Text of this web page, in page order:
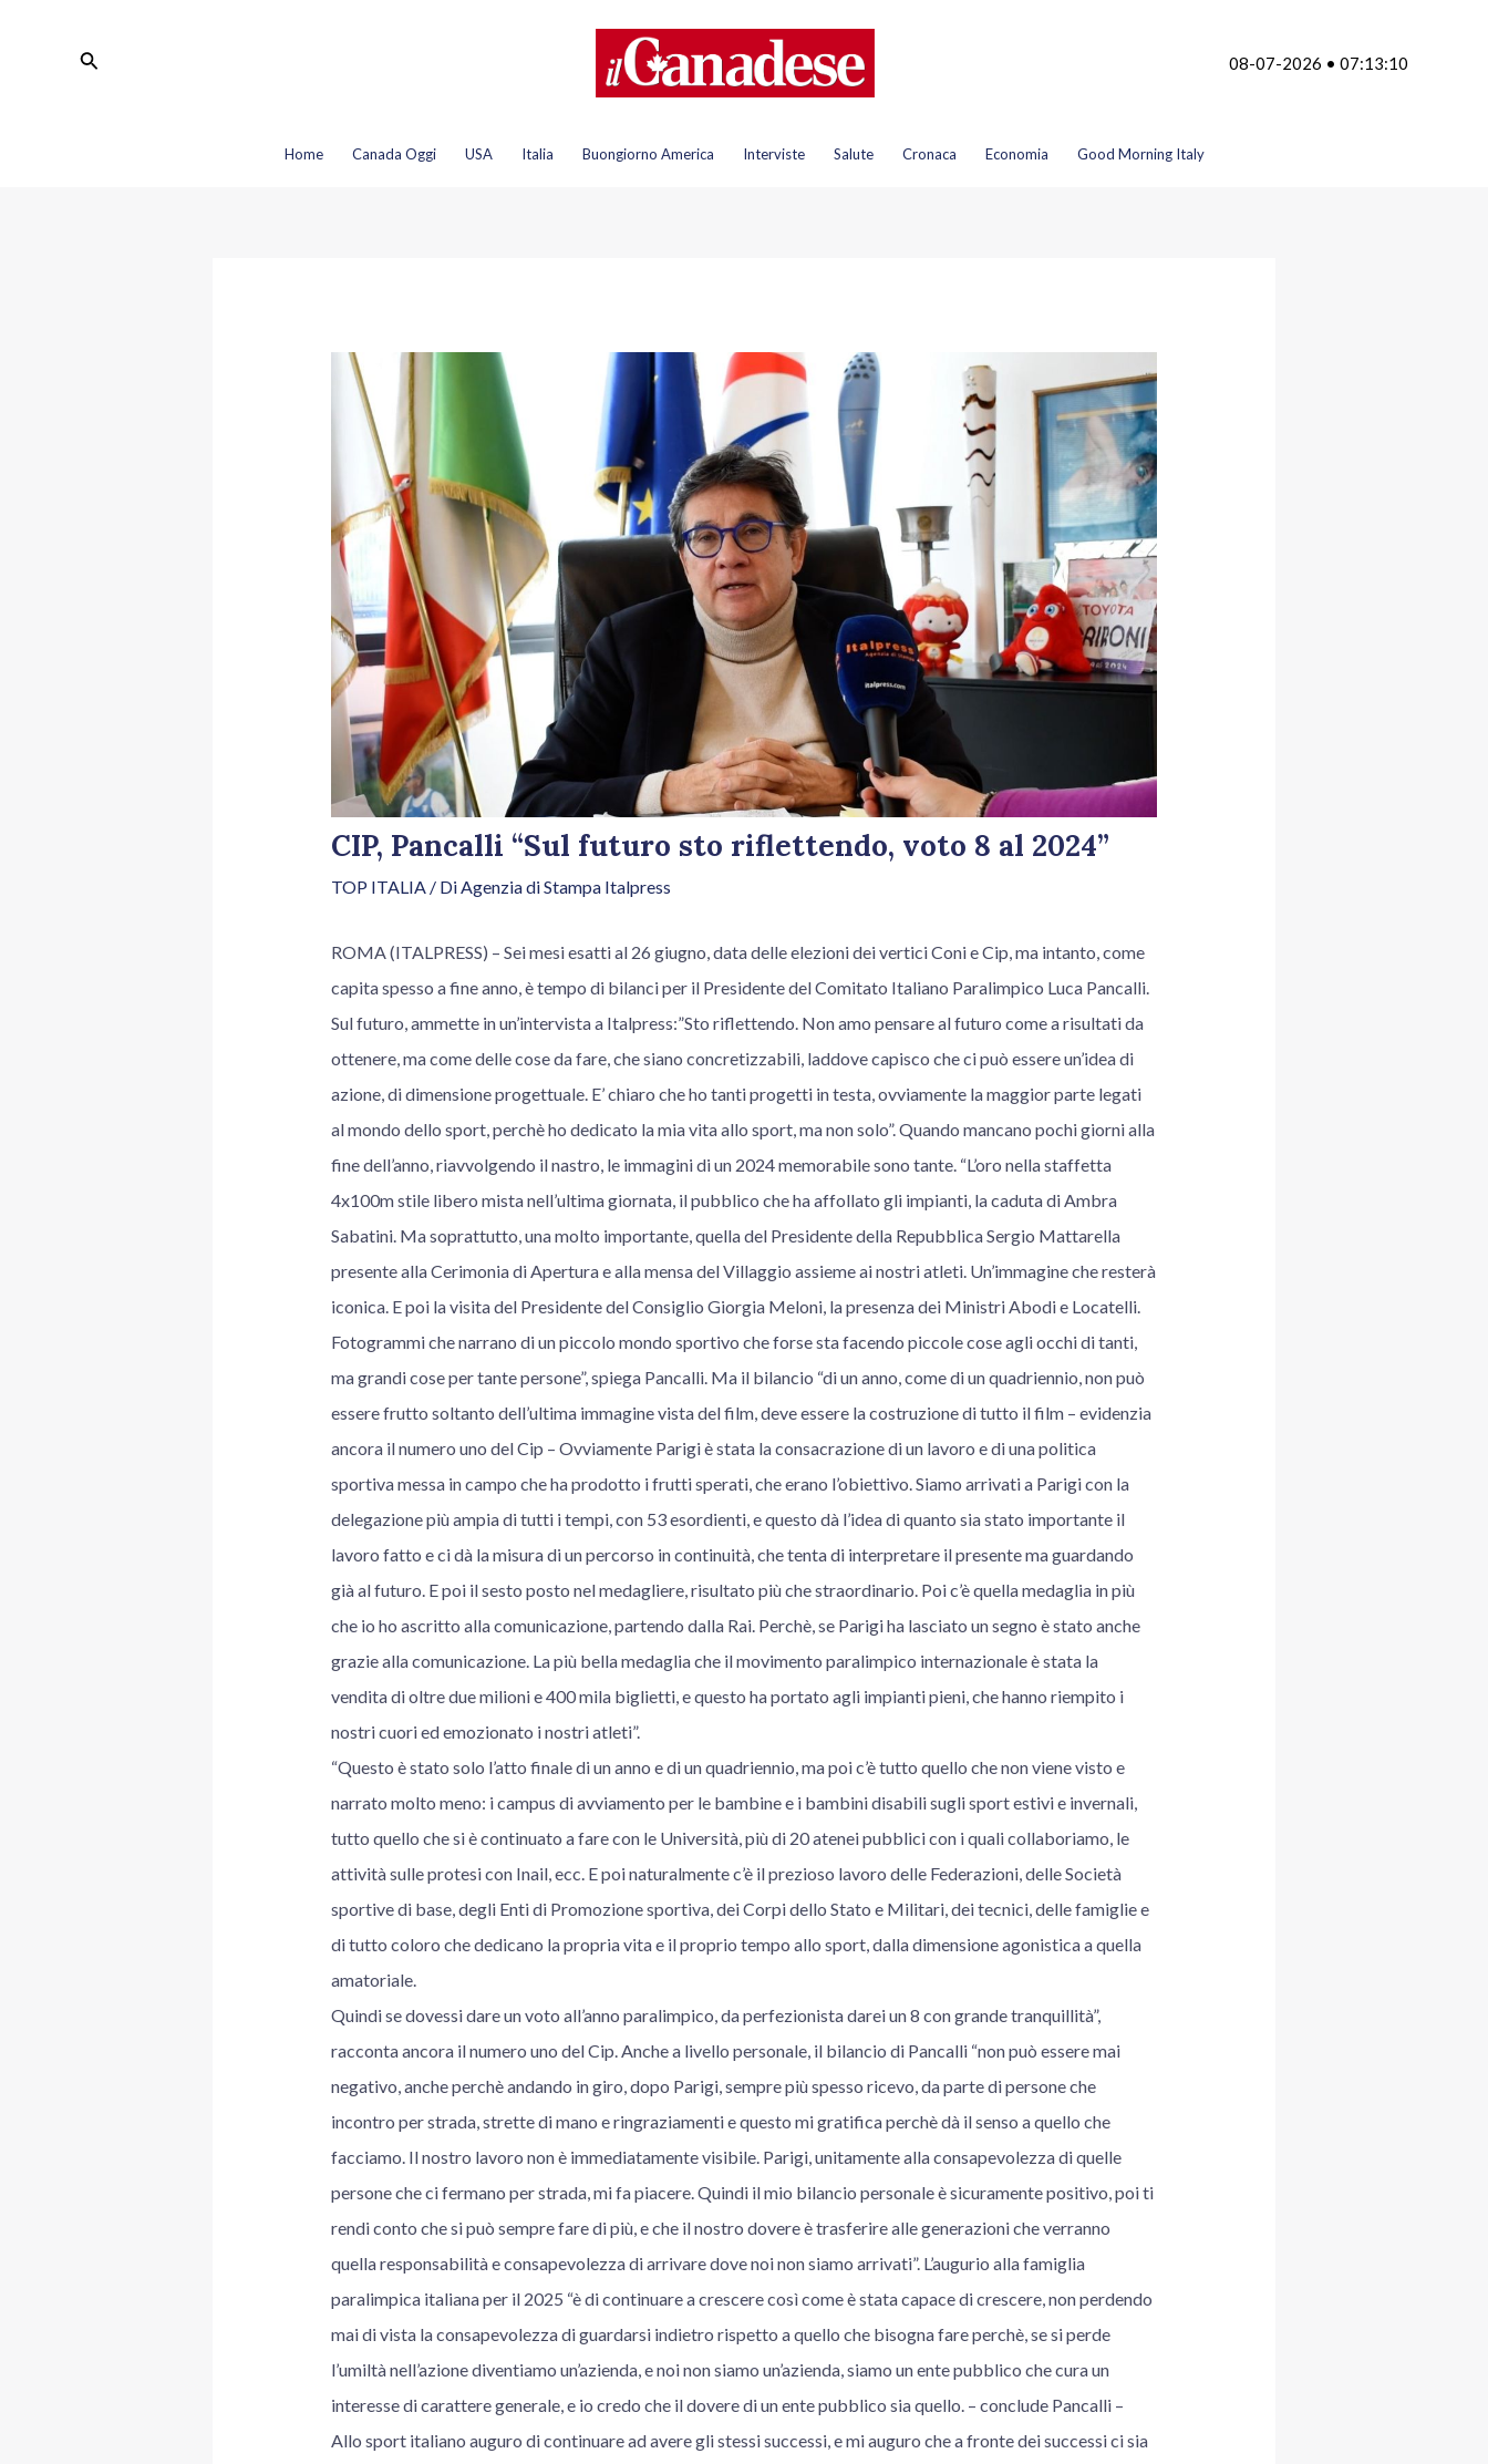
Cerca 08-07-2026 • 07:13:10
Home Canada Oggi USA Italia Buongiorno America Interviste Salute Cronaca Economia Good Morning Italy
CIP, Pancalli “Sul futuro sto riflettendo, voto 8 al 2024”
TOP ITALIA/ DiAgenzia di Stampa Italpress
ROMA (ITALPRESS) – Sei mesi esatti al 26 giugno, data delle elezioni dei vertici Coni e Cip, ma intanto, come
capita spesso a fine anno, è tempo di bilanci per il Presidente del Comitato Italiano Paralimpico Luca Pancalli.
Sul futuro, ammette in un’intervista a Italpress:”Sto riflettendo. Non amo pensare al futuro come a risultati da
ottenere, ma come delle cose da fare, che siano concretizzabili, laddove capisco che ci può essere un’idea di
azione, di dimensione progettuale. E’ chiaro che ho tanti progetti in testa, ovviamente la maggior parte legati
al mondo dello sport, perchè ho dedicato la mia vita allo sport, ma non solo”. Quando mancano pochi giorni alla
fine dell’anno, riavvolgendo il nastro, le immagini di un 2024 memorabile sono tante. “L’oro nella staffetta
4x100m stile libero mista nell’ultima giornata, il pubblico che ha affollato gli impianti, la caduta di Ambra
Sabatini. Ma soprattutto, una molto importante, quella del Presidente della Repubblica Sergio Mattarella
presente alla Cerimonia di Apertura e alla mensa del Villaggio assieme ai nostri atleti. Un’immagine che resterà
iconica. E poi la visita del Presidente del Consiglio Giorgia Meloni, la presenza dei Ministri Abodi e Locatelli.
Fotogrammi che narrano di un piccolo mondo sportivo che forse sta facendo piccole cose agli occhi di tanti,
ma grandi cose per tante persone”, spiega Pancalli. Ma il bilancio “di un anno, come di un quadriennio, non può
essere frutto soltanto dell’ultima immagine vista del film, deve essere la costruzione di tutto il film – evidenzia
ancora il numero uno del Cip – Ovviamente Parigi è stata la consacrazione di un lavoro e di una politica
sportiva messa in campo che ha prodotto i frutti sperati, che erano l’obiettivo. Siamo arrivati a Parigi con la
delegazione più ampia di tutti i tempi, con 53 esordienti, e questo dà l’idea di quanto sia stato importante il
lavoro fatto e ci dà la misura di un percorso in continuità, che tenta di interpretare il presente ma guardando
già al futuro. E poi il sesto posto nel medagliere, risultato più che straordinario. Poi c’è quella medaglia in più
che io ho ascritto alla comunicazione, partendo dalla Rai. Perchè, se Parigi ha lasciato un segno è stato anche
grazie alla comunicazione. La più bella medaglia che il movimento paralimpico internazionale è stata la
vendita di oltre due milioni e 400 mila biglietti, e questo ha portato agli impianti pieni, che hanno riempito i
nostri cuori ed emozionato i nostri atleti”.
“Questo è stato solo l’atto finale di un anno e di un quadriennio, ma poi c’è tutto quello che non viene visto e
narrato molto meno: i campus di avviamento per le bambine e i bambini disabili sugli sport estivi e invernali,
tutto quello che si è continuato a fare con le Università, più di 20 atenei pubblici con i quali collaboriamo, le
attività sulle protesi con Inail, ecc. E poi naturalmente c’è il prezioso lavoro delle Federazioni, delle Società
sportive di base, degli Enti di Promozione sportiva, dei Corpi dello Stato e Militari, dei tecnici, delle famiglie e
di tutto coloro che dedicano la propria vita e il proprio tempo allo sport, dalla dimensione agonistica a quella
amatoriale.
Quindi se dovessi dare un voto all’anno paralimpico, da perfezionista darei un 8 con grande tranquillità”,
racconta ancora il numero uno del Cip. Anche a livello personale, il bilancio di Pancalli “non può essere mai
negativo, anche perchè andando in giro, dopo Parigi, sempre più spesso ricevo, da parte di persone che
incontro per strada, strette di mano e ringraziamenti e questo mi gratifica perchè dà il senso a quello che
facciamo. Il nostro lavoro non è immediatamente visibile. Parigi, unitamente alla consapevolezza di quelle
persone che ci fermano per strada, mi fa piacere. Quindi il mio bilancio personale è sicuramente positivo, poi ti
rendi conto che si può sempre fare di più, e che il nostro dovere è trasferire alle generazioni che verranno
quella responsabilità e consapevolezza di arrivare dove noi non siamo arrivati”. L’augurio alla famiglia
paralimpica italiana per il 2025 “è di continuare a crescere così come è stata capace di crescere, non perdendo
mai di vista la consapevolezza di guardarsi indietro rispetto a quello che bisogna fare perchè, se si perde
l’umiltà nell’azione diventiamo un’azienda, e noi non siamo un’azienda, siamo un ente pubblico che cura un
interesse di carattere generale, e io credo che il dovere di un ente pubblico sia quello. – conclude Pancalli –
Allo sport italiano auguro di continuare ad avere gli stessi successi, e mi auguro che a fronte dei successi ci sia